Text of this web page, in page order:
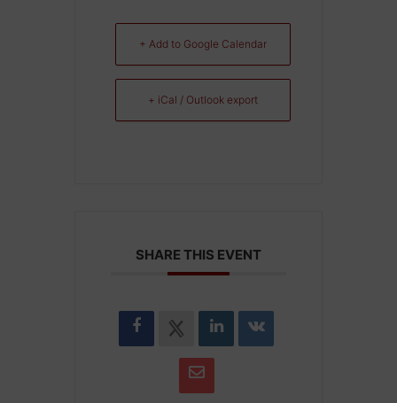
+ Add to Google Calendar
+ iCal / Outlook export
SHARE THIS EVENT